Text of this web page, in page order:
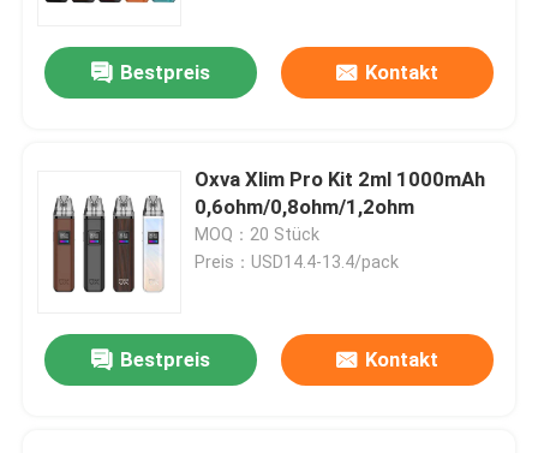
Über uns
Bestpreis Kontakt
Oxva Xlim Pro Kit 2ml 1000mAh
0,6ohm/0,8ohm/1,2ohm
MOQ：20 Stück
Preis：USD14.4-13.4/pack
Bestpreis Kontakt